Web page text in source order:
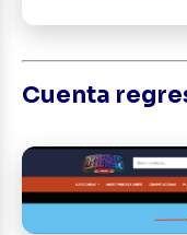
Cuenta